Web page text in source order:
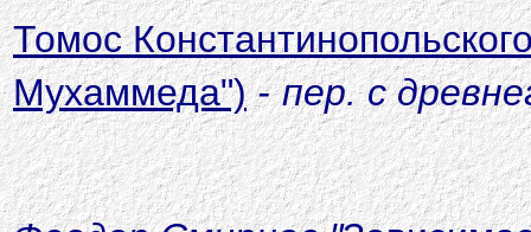
Томос
Мухаммеда") - пер. с